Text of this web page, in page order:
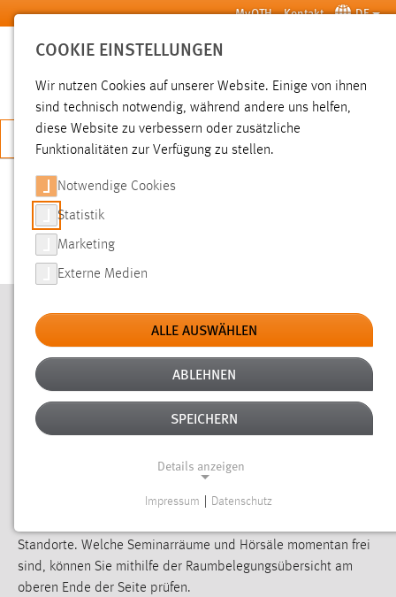
Zum Hauptinhalt springen MyOTH Kontakt DE
SUCHE
JETZT BEWERBEN
Hochschule Services Online Services
RAUMFINDER UND RAUMBELEGUNG
RAUMBELEGUNG
FREIE RÄUME (ZUM LERNEN O. Ä.)
Raumbelegung aufklappen
Standorte. Welche Seminarräume und Hörsäle momentan frei
sind, können Sie mithilfe der Raumbelegungsübersicht am
oberen Ende der Seite prüfen.
COOKIE EINSTELLUNGEN
Wir nutzen Cookies auf unserer Website. Einige von ihnen
sind technisch notwendig, während andere uns helfen,
diese Website zu verbessern oder zusätzliche
Funktionalitäten zur Verfügung zu stellen.
Notwendige Cookies
Statistik
Marketing
Externe Medien
ALLE AUSWÄHLEN
ABLEHNEN
SPEICHERN
Details anzeigen
Notwendige Cookies ermöglichen grundlegende
Funktionen und sind für die einwandfreie Funktion der
Website erforderlich.
Impressum Datenschutz